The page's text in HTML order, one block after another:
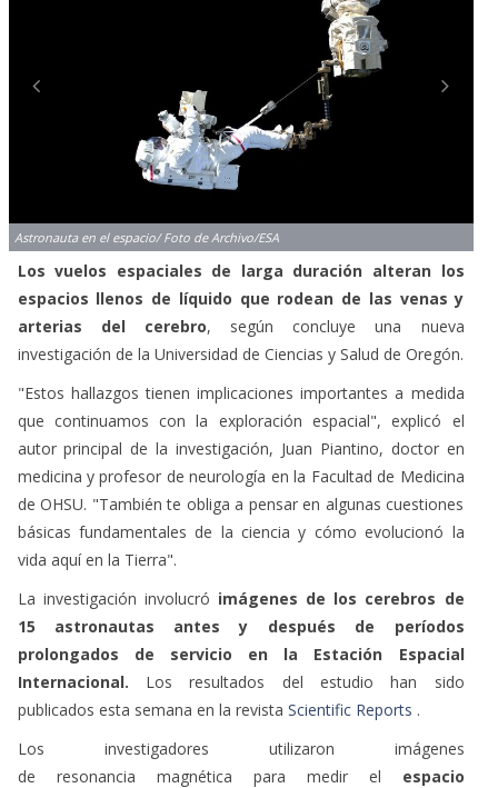
Astronauta en el espacio/ Foto de Archivo/ESA
Los vuelos espaciales de larga duración alteran los
espacios llenos de líquido que rodean de las venas y
arterias del cerebro, según concluye una nueva
investigación de la Universidad de Ciencias y Salud de Oregón.
"Estos hallazgos tienen implicaciones importantes a medida
que continuamos con la exploración espacial", explicó el
autor principal de la investigación, Juan Piantino, doctor en
medicina y profesor de neurología en la Facultad de Medicina
de OHSU. "También te obliga a pensar en algunas cuestiones
básicas fundamentales de la ciencia y cómo evolucionó la
vida aquí en la Tierra".
La investigación involucró imágenes de los cerebros de
15 astronautas antes y después de períodos
prolongados de servicio en la Estación Espacial
Internacional. Los resultados del estudio han sido
publicados esta semana en la revista Scientific Reports .
Los investigadores utilizaron imágenes
de resonancia magnética para medir el espacio